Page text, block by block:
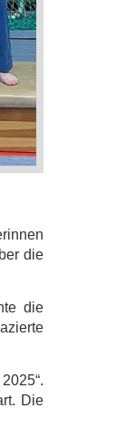
die
die
Die